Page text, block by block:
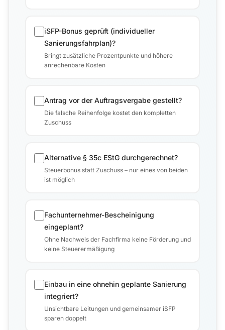
iSFP-Bonus geprüft (individueller
Sanierungsfahrplan)?
Bringt zusätzliche Prozentpunkte und höhere
anrechenbare Kosten
Antrag vor der Auftragsvergabe gestellt?
Die falsche Reihenfolge kostet den kompletten
Zuschuss
Alternative § 35c EStG durchgerechnet?
Steuerbonus statt Zuschuss – nur eines von beiden
ist möglich
Fachunternehmer-Bescheinigung
eingeplant?
Ohne Nachweis der Fachfirma keine Förderung und
keine Steuerermäßigung
Einbau in eine ohnehin geplante Sanierung
integriert?
Unsichtbare Leitungen und gemeinsamer iSFP
sparen doppelt